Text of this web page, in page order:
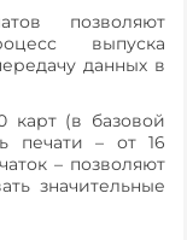
позволяют
выпуска
данных в
карт (в базовой
печати – от 16
– позволяют
значительные